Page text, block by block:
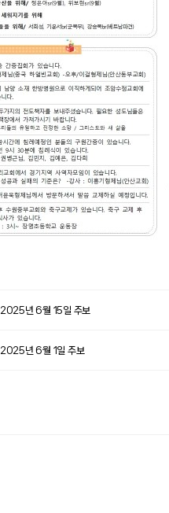
2025년 6월 15일 주보
2025년 6월 1일 주보